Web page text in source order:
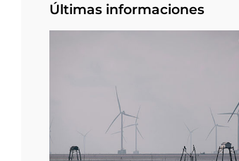
Últimas informaciones